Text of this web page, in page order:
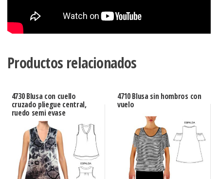
Productos relacionados
4730 Blusa con cuello
cruzado pliegue central,
ruedo semi evase
4710 Blusa sin hombros con
vuelo